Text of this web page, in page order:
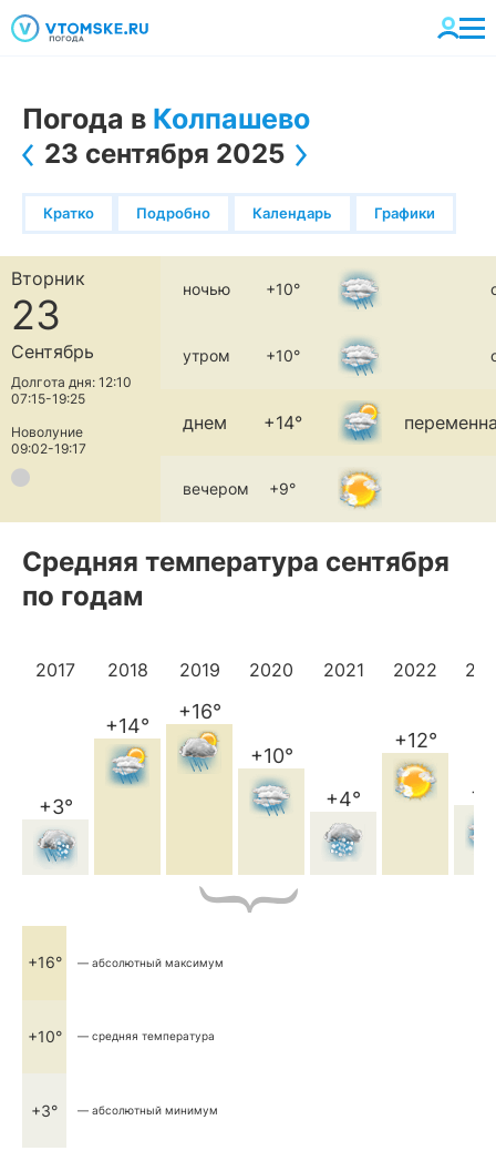
Погода в Колпашево
23 сентября 2025
Кратко Подробно Календарь Графики
Вторник
23
Сентябрь
Долгота дня: 12:10
07:15-19:25
Новолуние
09:02-19:17
ночью +10°
утром +10°
днем +14°
вечером +9°
Средняя температура сентября
по годам
2017
+3°
2018
+14°
2019
+16°
2020
+10°
2021
+4°
2022
+12°
+16° — абсолютный максимум
+10° — средняя температура
+3° — абсолютный минимум